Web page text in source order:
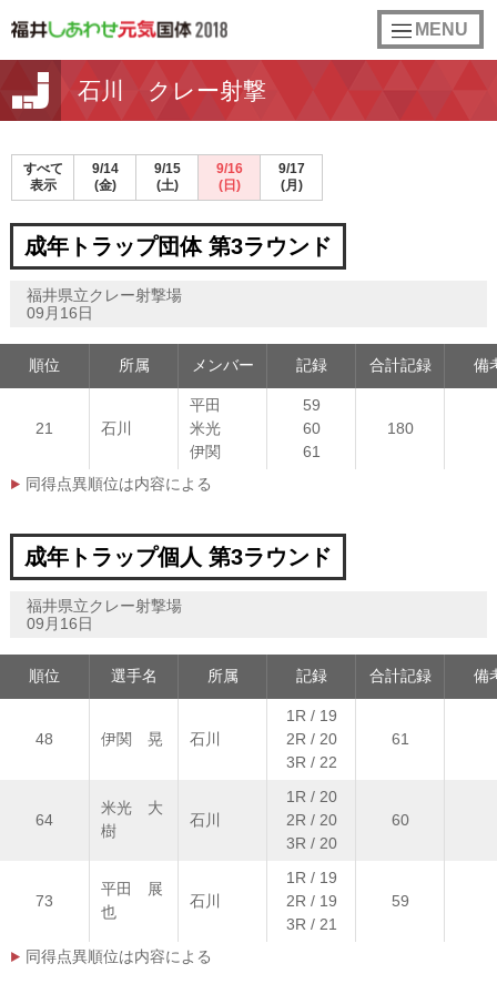
toggle
navigation
MENU
石川 クレー射撃
すべて
表示
9/14
(金)
9/15
(土)
9/16
(日)
9/17
(月)
成年トラップ団体 第3ラウンド
福井県立クレー射撃場
09月16日
順位 所属 メンバー 記録 合計記録 備
21 石川
平田
米光
伊関
59
60
61
180
同得点異順位は内容による
成年トラップ個人 第3ラウンド
福井県立クレー射撃場
09月16日
順位 選手名 所属 記録 合計記録 備
48 伊関 晃 石川
1R / 19
2R / 20
3R / 22
61
64
米光 大
樹
石川
1R / 20
2R / 20
3R / 20
60
73
平田 展
也
石川
1R / 19
2R / 19
3R / 21
59
同得点異順位は内容による